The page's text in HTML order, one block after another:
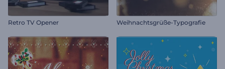
Retro TV Opener Weihnachtsgrüße-Typografie